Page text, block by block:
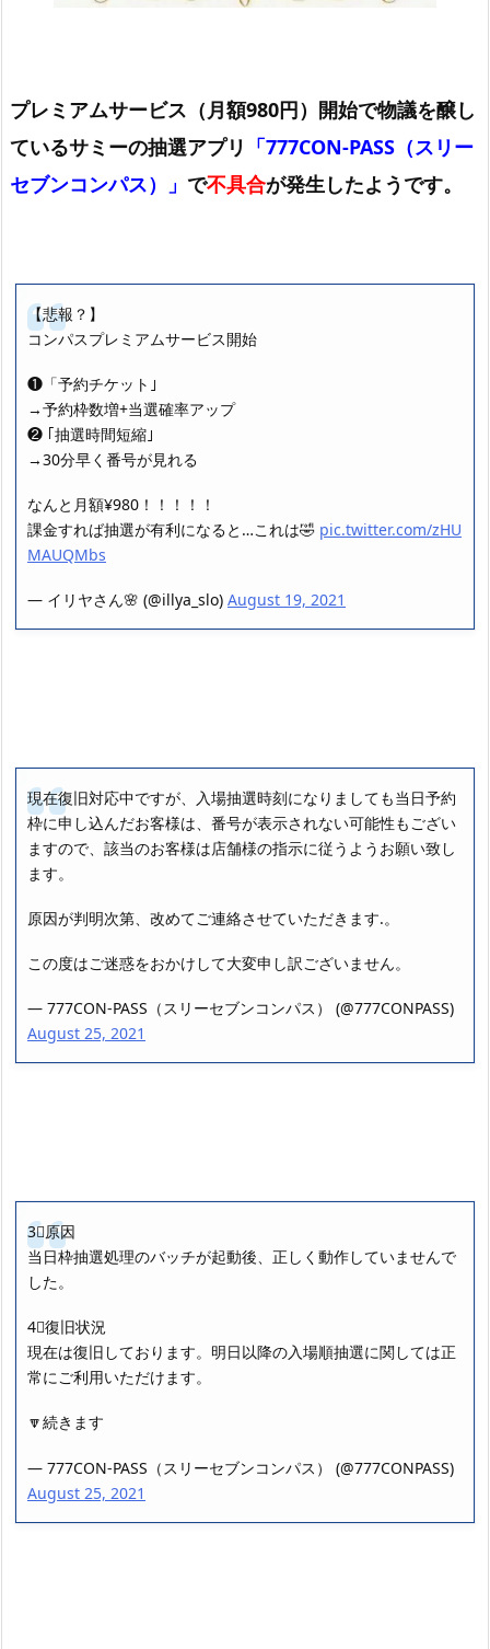
プレミアムサービス（月額980円）開始で物議を醸し
ているサミーの抽選アプリ 「777CON-PASS（スリー
セブンコンパス）」 で不具合が発生したようです。
【悲報？】
コンパスプレミアムサービス開始
❶「予約チケット｣
→予約枠数増+当選確率アップ
❷ ｢抽選時間短縮｣
→30分早く番号が見れる
なんと月額¥980！！！！！
課金すれば抽選が有利になると…これは🤣 pic.twitter.com/zHU
MAUQMbs
— イリヤさん🌸 (@illya_slo) August 19, 2021
現在復旧対応中ですが、入場抽選時刻になりましても当日予約
枠に申し込んだお客様は、番号が表示されない可能性もござい
ますので、該当のお客様は店舗様の指示に従うようお願い致し
ます。
原因が判明次第、改めてご連絡させていただきます.。
この度はご迷惑をおかけして大変申し訳ございません。
— 777CON-PASS（スリーセブンコンパス） (@777CONPASS)
August 25, 2021
3⃣原因
当日枠抽選処理のバッチが起動後、正しく動作していませんで
した。
4⃣復旧状況
現在は復旧しております。明日以降の入場順抽選に関しては正
常にご利用いただけます。
🔽続きます
— 777CON-PASS（スリーセブンコンパス） (@777CONPASS)
August 25, 2021